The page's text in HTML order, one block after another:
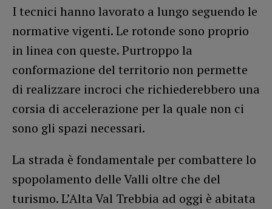
I tecnici hanno lavorato a lungo seguendo le
normative vigenti. Le rotonde sono proprio
in linea con queste. Purtroppo la
conformazione del territorio non permette
di realizzare incroci che richiederebbero una
corsia di accelerazione per la quale non ci
sono gli spazi necessari.
La strada è fondamentale per combattere lo
spopolamento delle Valli oltre che del
turismo. L’Alta Val Trebbia ad oggi è abitata